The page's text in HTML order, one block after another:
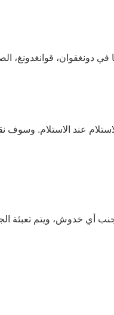
عند الاستلام. وسوف
أي خدوش، ويتم تعبئة